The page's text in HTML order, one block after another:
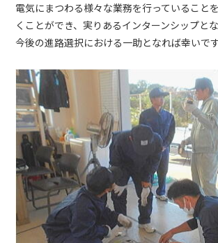
電気にまつわる様々な業務を行っていること
くことができ、実りあるインターンシップとな
今後の進路選択における一助となれば幸いです